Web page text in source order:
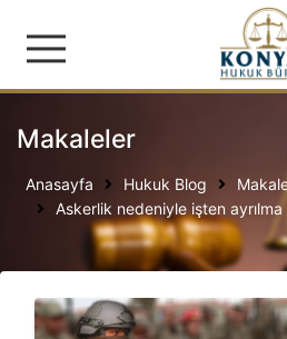
Konyar
Makaleler
Anasayfa Hukuk Blog
Askerlik nedeniyle işten